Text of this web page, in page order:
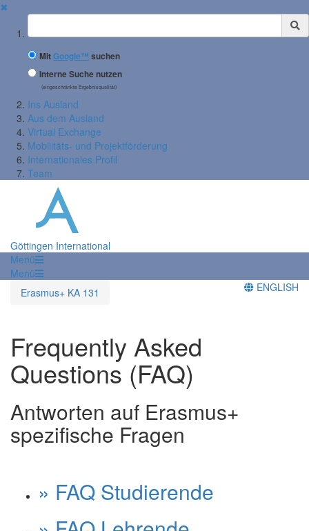
✖
Suchbegriff
MitGoogle™ suchen
Interne Suche nutzen
(eingeschränkte Ergebnisqualität)
Ins Ausland
Aus dem Ausland
Virtual Exchange
Mobilitäts- und Projektförderung
Internationales Profil
Team
Göttingen International
Menü
Menü
Erasmus+ KA 131
ENGLISH
Frequently Asked
Questions (FAQ)
Antworten auf Erasmus+
spezifische Fragen
» FAQ Studierende